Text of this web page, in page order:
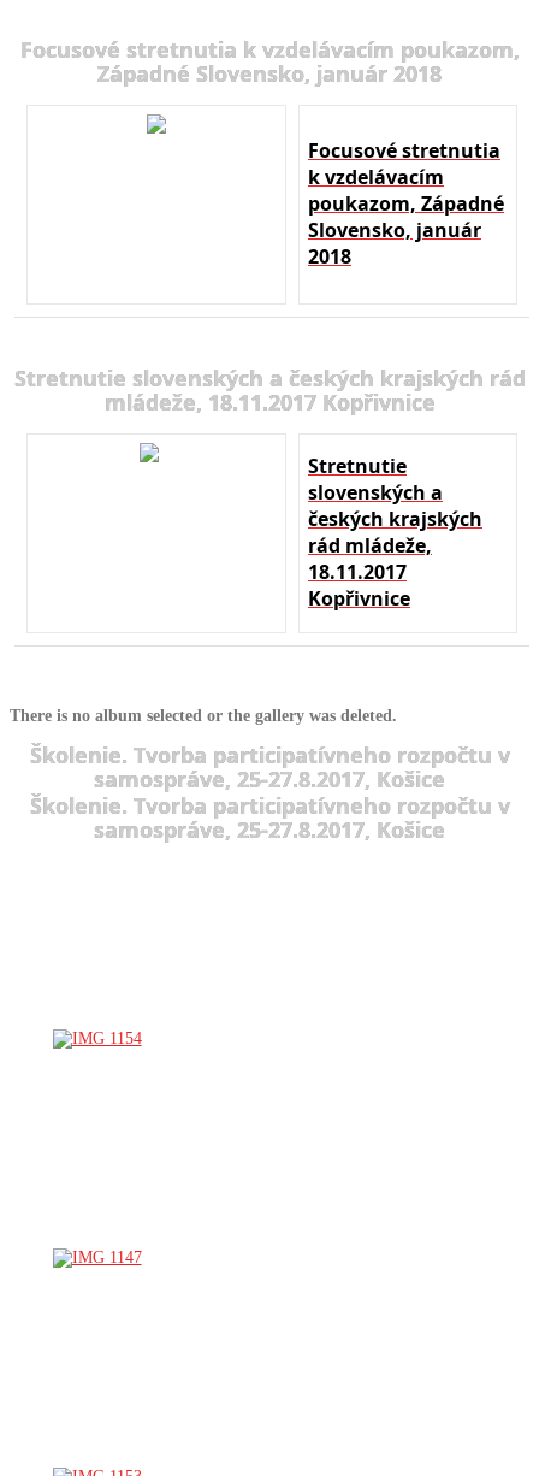
Focusové stretnutia k vzdelávacím poukazom,
Západné Slovensko, január 2018
Focusové stretnutia
k vzdelávacím
poukazom, Západné
Slovensko, január
2018
Stretnutie slovenských a českých krajských rád
mládeže, 18.11.2017 Kopřivnice
Stretnutie
slovenských a
českých krajských
rád mládeže,
18.11.2017
Kopřivnice
There is no album selected or the gallery was deleted.
Školenie. Tvorba participatívneho rozpočtu v
samospráve, 25-27.8.2017, Košice
Školenie. Tvorba participatívneho rozpočtu v
samospráve, 25-27.8.2017, Košice